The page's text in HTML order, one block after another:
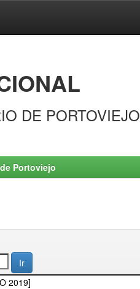
DE PORTOVIEJO
Portoviejo